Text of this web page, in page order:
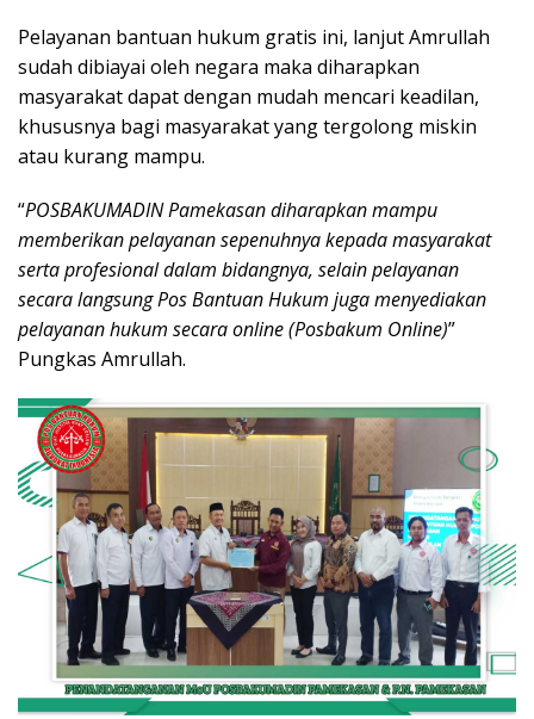
Pelayanan bantuan hukum gratis ini, lanjut Amrullah
sudah dibiayai oleh negara maka diharapkan
masyarakat dapat dengan mudah mencari keadilan,
khususnya bagi masyarakat yang tergolong miskin
atau kurang mampu.
“POSBAKUMADIN Pamekasan diharapkan mampu
memberikan pelayanan sepenuhnya kepada masyarakat
serta profesional dalam bidangnya, selain pelayanan
secara langsung Pos Bantuan Hukum juga menyediakan
pelayanan hukum secara online (Posbakum Online)”
Pungkas Amrullah.